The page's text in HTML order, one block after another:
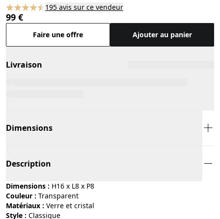
195 avis sur ce vendeur
99 €
Faire une offre Ajouter au panier
Livraison
Dimensions
Description
Dimensions : H16 x L8 x P8
Couleur :
transparent
Matériaux :
verre et cristal
Style :
classique